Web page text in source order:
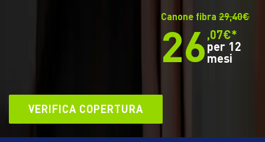
Canone fibra 29,40€
26,07€*
per 12
mesi
VERIFICA COPERTURA